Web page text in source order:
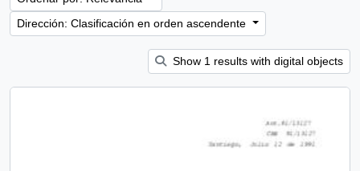
Dirección: Clasificación en orden ascendente
Show 1 results with digital objects